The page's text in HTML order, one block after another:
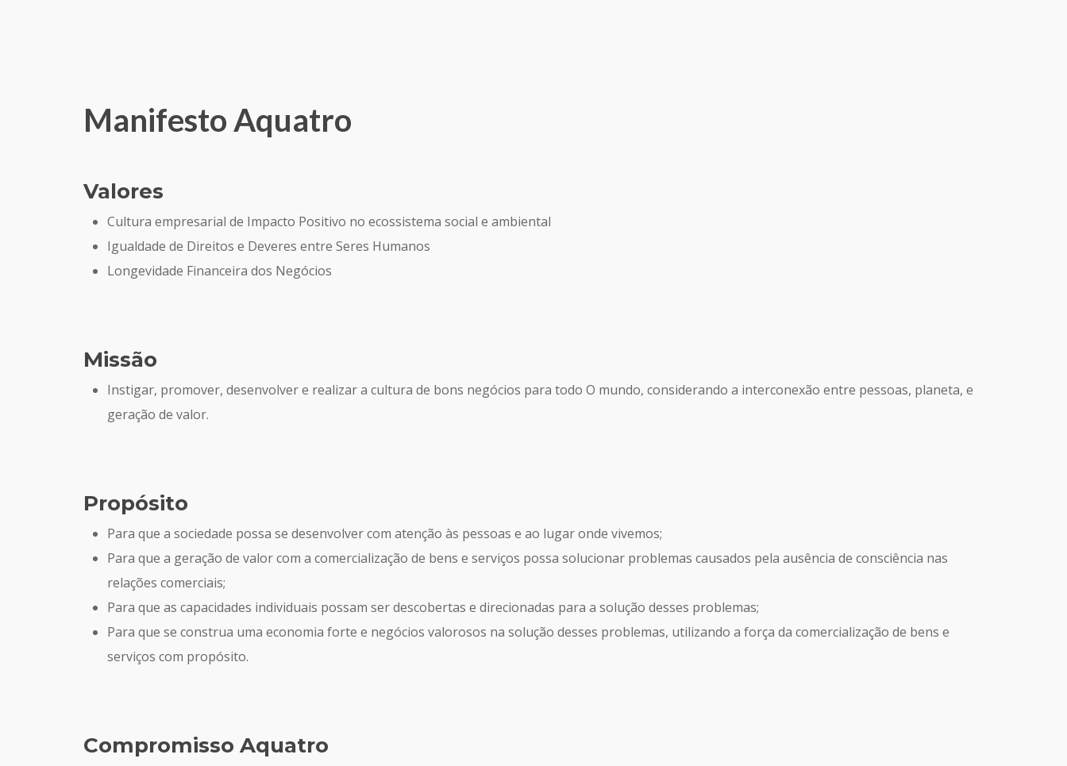
Manifesto Aquatro
Valores
Cultura empresarial de Impacto Positivo no ecossistema social e ambiental
Igualdade de Direitos e Deveres entre Seres Humanos
Longevidade Financeira dos Negócios
Missão
Instigar, promover, desenvolver e realizar a cultura de bons negócios para todo O mundo, considerando a interconexão entre pessoas, planeta, e
geração de valor.
Propósito
Para que a sociedade possa se desenvolver com atenção às pessoas e ao lugar onde vivemos;
Para que a geração de valor com a comercialização de bens e serviços possa solucionar problemas causados pela ausência de consciência nas
relações comerciais;
Para que as capacidades individuais possam ser descobertas e direcionadas para a solução desses problemas;
Para que se construa uma economia forte e negócios valorosos na solução desses problemas, utilizando a força da comercialização de bens e
serviços com propósito.
Compromisso Aquatro